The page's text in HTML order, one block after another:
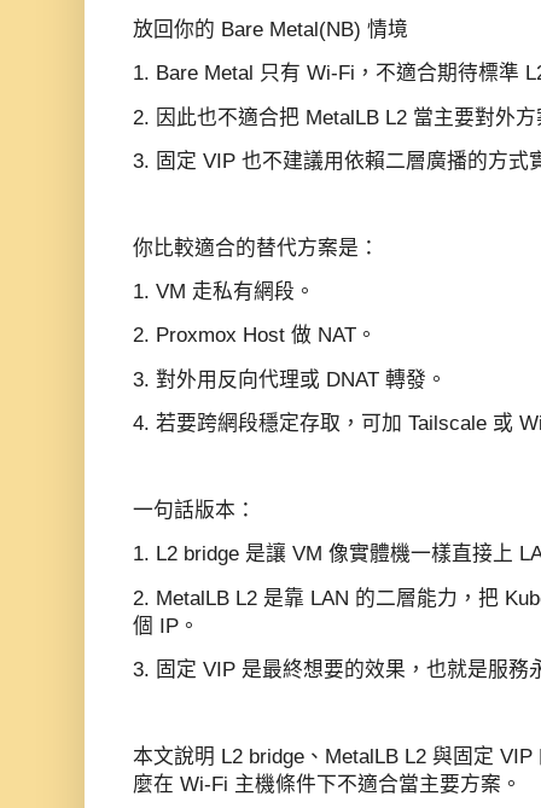
放回你的 Bare Metal(NB) 情境
1. Bare Metal 只有 Wi‑Fi，不適合期待標準
2. 因此也不適合把 MetalLB L2 當主要對外方
3. 固定 VIP 也不建議用依賴二層廣播的方式
你比較適合的替代方案是：
1. VM 走私有網段。
2. Proxmox Host 做 NAT。
3. 對外用反向代理或 DNAT 轉發。
4. 若要跨網段穩定存取，可加 Tailscale 或
一句話版本：
1. L2 bridge 是讓 VM 像實體機一樣直接上
2. MetalLB L2 是靠 LAN 的二層能力，把
個 IP。
3. 固定 VIP 是最終想要的效果，也就是服務
本文說明 L2 bridge、MetalLB L2 與固定
麼在 Wi‑Fi 主機條件下不適合當主要方案。